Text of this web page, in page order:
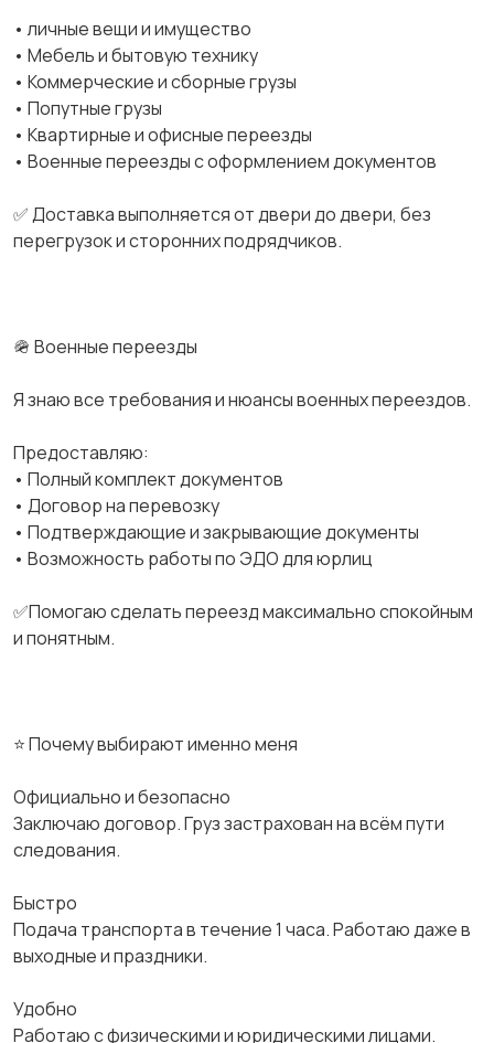
• личные вещи и имущество
• Мебель и бытовую технику
• Коммерческие и сборные грузы
• Попутные грузы
• Квартирные и офисные переезды
• Военные переезды с оформлением документов
✅ Доставка выполняется от двери до двери, без
перегрузок и сторонних подрядчиков.
🪖 Военные переезды
Я знаю все требования и нюансы военных переездов.
Предоставляю:
• Полный комплект документов
• Договор на перевозку
• Подтверждающие и закрывающие документы
• Возможность работы по ЭДО для юрлиц
✅Помогаю сделать переезд максимально спокойным
и понятным.
⭐ Почему выбирают именно меня
Официально и безопасно
Заключаю договор. Груз застрахован на всём пути
следования.
Быстро
Подача транспорта в течение 1 часа. Работаю даже в
выходные и праздники.
Удобно
Работаю с физическими и юридическими лицами.